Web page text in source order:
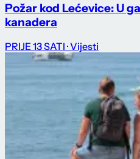
Požar kod Lećevice: U
kanadera
PRIJE 13 SATI · Vijesti